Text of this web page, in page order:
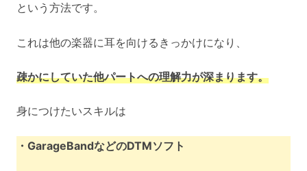
という方法です。
これは他の楽器に耳を向けるきっかけになり、
疎かにしていた他パートへの理解力が深まります。
身につけたいスキルは
・GarageBandなどのDTMソフト